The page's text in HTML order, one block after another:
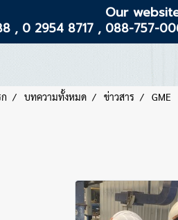
Our
, 0 2954 8717 , 088-757-
บทความทั้งหมด ข่าวสาร GME